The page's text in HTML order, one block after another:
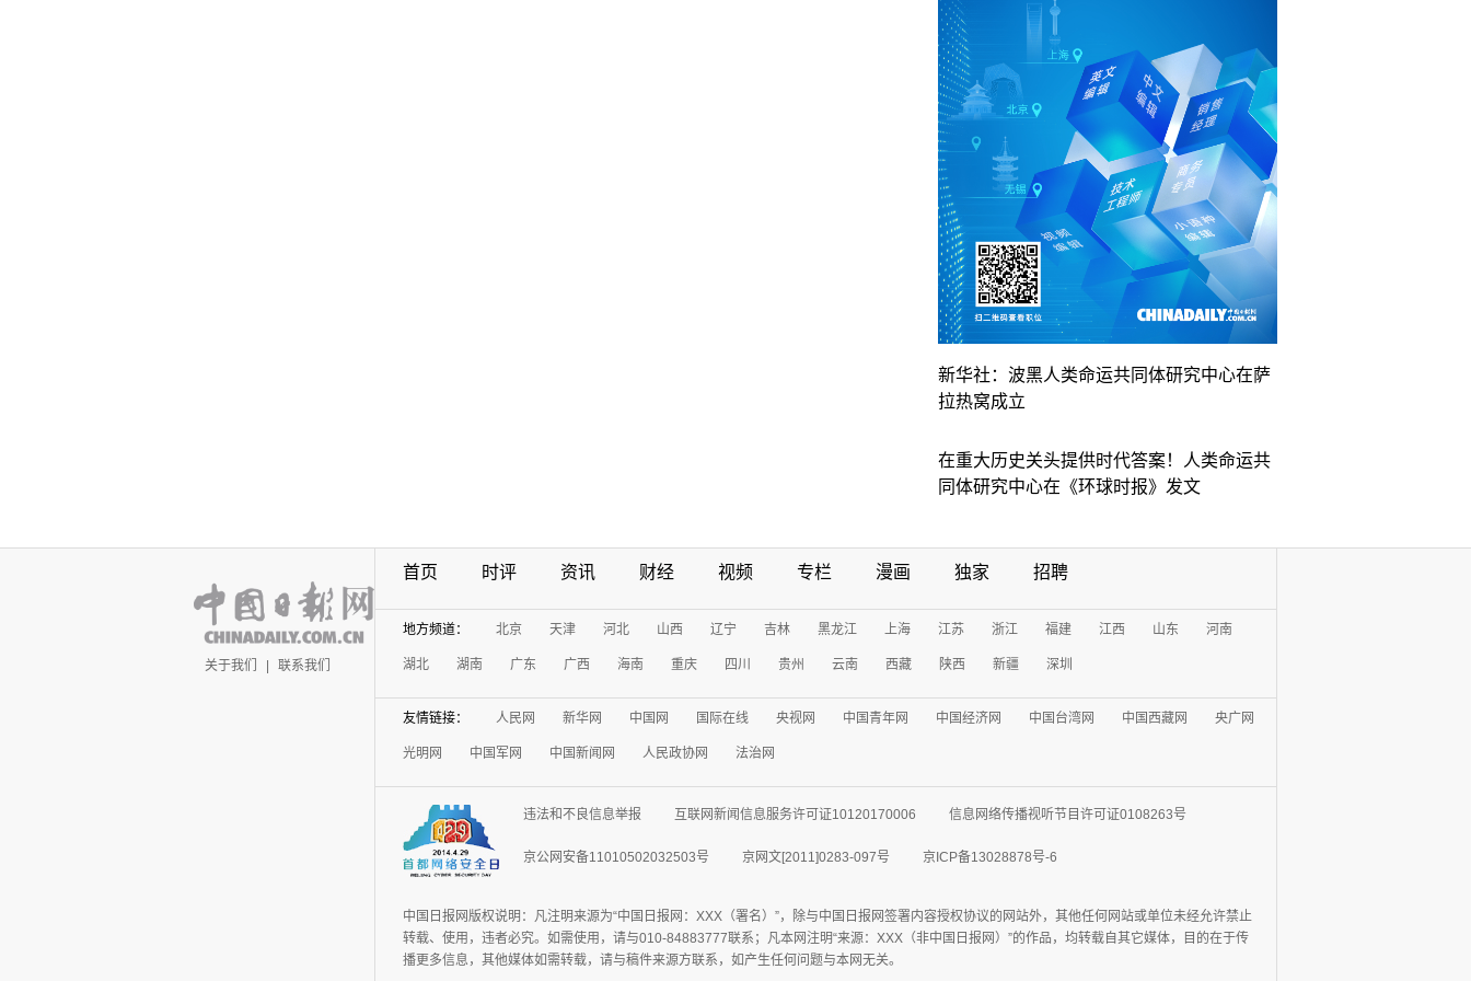
新华社：波黑人类命运共同体研究中心在萨
拉热窝成立
在重大历史关头提供时代答案！人类命运共
同体研究中心在《环球时报》发文
关于我们 联系我们
首页 时评 资讯 财经 视频 专栏 漫画 独家 招聘
地方频道： 北京 天津 河北 山西 辽宁 吉林 黑龙江 上海 江苏 浙江 福建 江西 山东 河南
湖北 湖南 广东 广西 海南 重庆 四川 贵州 云南 西藏 陕西 新疆 深圳
友情链接： 人民网 新华网 中国网 国际在线 央视网 中国青年网 中国经济网 中国台湾网 中国西藏网 央广网
光明网 中国军网 中国新闻网 人民政协网 法治网
违法和不良信息举报 互联网新闻信息服务许可证10120170006 信息网络传播视听节目许可证0108263号
京公网安备11010502032503号 京网文[2011]0283-097号 京ICP备13028878号-6
中国日报网版权说明：凡注明来源为“中国日报网：XXX（署名）”，除与中国日报网签署内容授权协议的网站外，其他任何网站或单位未经允许禁止
转载、使用，违者必究。如需使用，请与010-84883777联系；凡本网注明“来源：XXX（非中国日报网）”的作品，均转载自其它媒体，目的在于传
播更多信息，其他媒体如需转载，请与稿件来源方联系，如产生任何问题与本网无关。